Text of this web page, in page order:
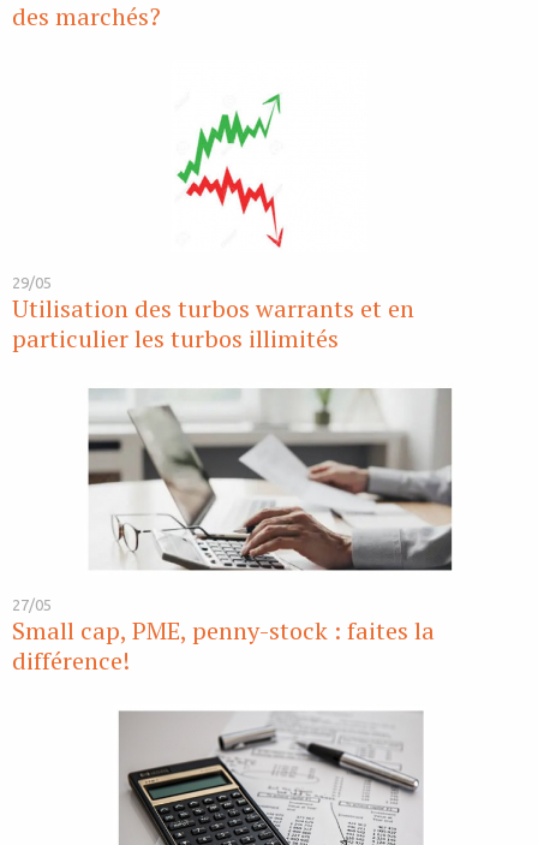
des marchés?
29/05
Utilisation des turbos warrants et en
particulier les turbos illimités
27/05
Small cap, PME, penny-stock : faites la
différence!